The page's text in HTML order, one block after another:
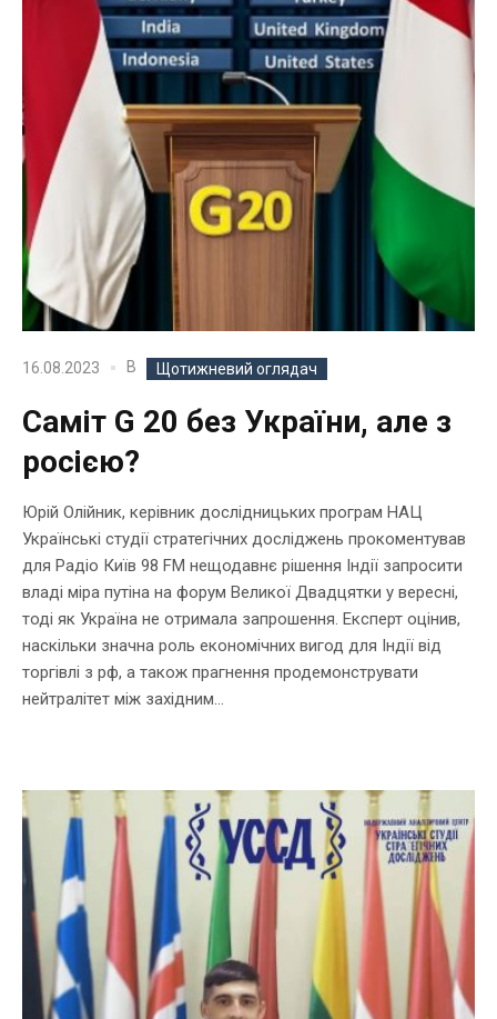
16.08.2023 В Щотижневий оглядач
Саміт G 20 без України, але з
росією?
Юрій Олійник, керівник дослідницьких програм НАЦ
Українські студії стратегічних досліджень прокоментував
для Радіо Київ 98 FM нещодавнє рішення Індії запросити
владі міра путіна на форум Великої Двадцятки у вересні,
тоді як Україна не отримала запрошення. Експерт оцінив,
наскільки значна роль економічних вигод для Індії від
торгівлі з рф, а також прагнення продемонструвати
нейтралітет між західним...